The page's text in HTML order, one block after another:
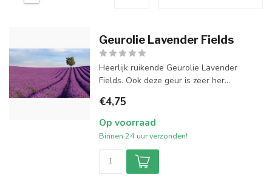
Geurolie Lavender Fields
Heerlijk ruikende Geurolie Lavender
Fields. Ook deze geur is zeer her...
€4,75
Op voorraad
Binnen 24 uur verzonden!